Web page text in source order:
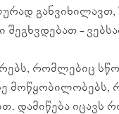
-
რომლებიც
მოწყობილობებს,
დამიწება იცავს